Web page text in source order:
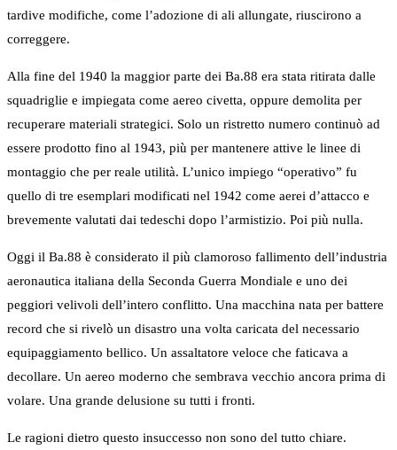
tardive modifiche, come l’adozione di ali allungate, riuscirono a
correggere.
Alla fine del 1940 la maggior parte dei Ba.88 era stata ritirata dalle
squadriglie e impiegata come aereo civetta, oppure demolita per
recuperare materiali strategici. Solo un ristretto numero continuò ad
essere prodotto fino al 1943, più per mantenere attive le linee di
montaggio che per reale utilità. L’unico impiego “operativo” fu
quello di tre esemplari modificati nel 1942 come aerei d’attacco e
brevemente valutati dai tedeschi dopo l’armistizio. Poi più nulla.
Oggi il Ba.88 è considerato il più clamoroso fallimento dell’industria
aeronautica italiana della Seconda Guerra Mondiale e uno dei
peggiori velivoli dell’intero conflitto. Una macchina nata per battere
record che si rivelò un disastro una volta caricata del necessario
equipaggiamento bellico. Un assaltatore veloce che faticava a
decollare. Un aereo moderno che sembrava vecchio ancora prima di
volare. Una grande delusione su tutti i fronti.
Le ragioni dietro questo insuccesso non sono del tutto chiare.